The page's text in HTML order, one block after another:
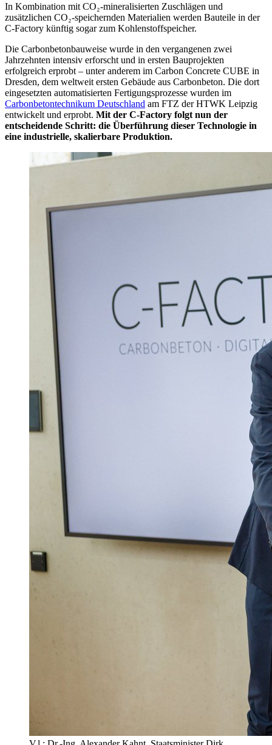
In Kombination mit CO₂-mineralisierten Zuschlägen und
zusätzlichen CO₂-speichernden Materialien werden Bauteile in der
C-Factory künftig sogar zum Kohlenstoffspeicher.
Die Carbonbetonbauweise wurde in den vergangenen zwei
Jahrzehnten intensiv erforscht und in ersten Bauprojekten
erfolgreich erprobt – unter anderem im Carbon Concrete CUBE in
Dresden, dem weltweit ersten Gebäude aus Carbonbeton. Die dort
eingesetzten automatisierten Fertigungsprozesse wurden im
Carbonbetontechnikum Deutschland am FTZ der HTWK Leipzig
entwickelt und erprobt. Mit der C-Factory folgt nun der
entscheidende Schritt: die Überführung dieser Technologie in
eine industrielle, skalierbare Produktion.